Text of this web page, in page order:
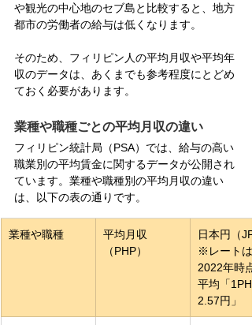
や観光の中心地のセブ島と比較すると、地方
都市の労働者の給与は低くなります。
そのため、フィリピン人の平均月収や平均年
収のデータは、あくまでも参考程度にとどめ
ておく必要があります。
業種や職種ごとの平均月収の違い
フィリピン統計局（PSA）では、給与の高い
職業別の平均賃金に関するデータが公開され
ています。業種や職種別の平均月収の違い
は、以下の表の通りです。
業種や職種
平均月収
（PHP）
日本円（
※レートは
2022年時
平均「
2.57円」